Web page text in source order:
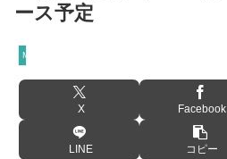
ース予定
MMORPG
X Facebook
LINE コピー